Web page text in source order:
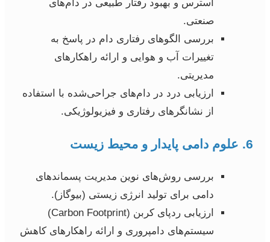
استرس و بهبود رفتار طبیعی در دام‌های
صنعتی.
بررسی الگوهای رفتاری دام در پاسخ به
تغییرات آب و هوایی و ارائه راهکارهای
مدیریتی.
ارزیابی درد در دام‌های جراحی‌شده با استفاده
از نشانگرهای رفتاری و فیزیولوژیکی.
6. علوم دامی پایدار و محیط زیست
بررسی روش‌های نوین مدیریت پسماندهای
دامی برای تولید انرژی زیستی (بیوگاز).
ارزیابی ردپای کربن (Carbon Footprint)
سیستم‌های دامپروری و ارائه راهکارهای کاهش